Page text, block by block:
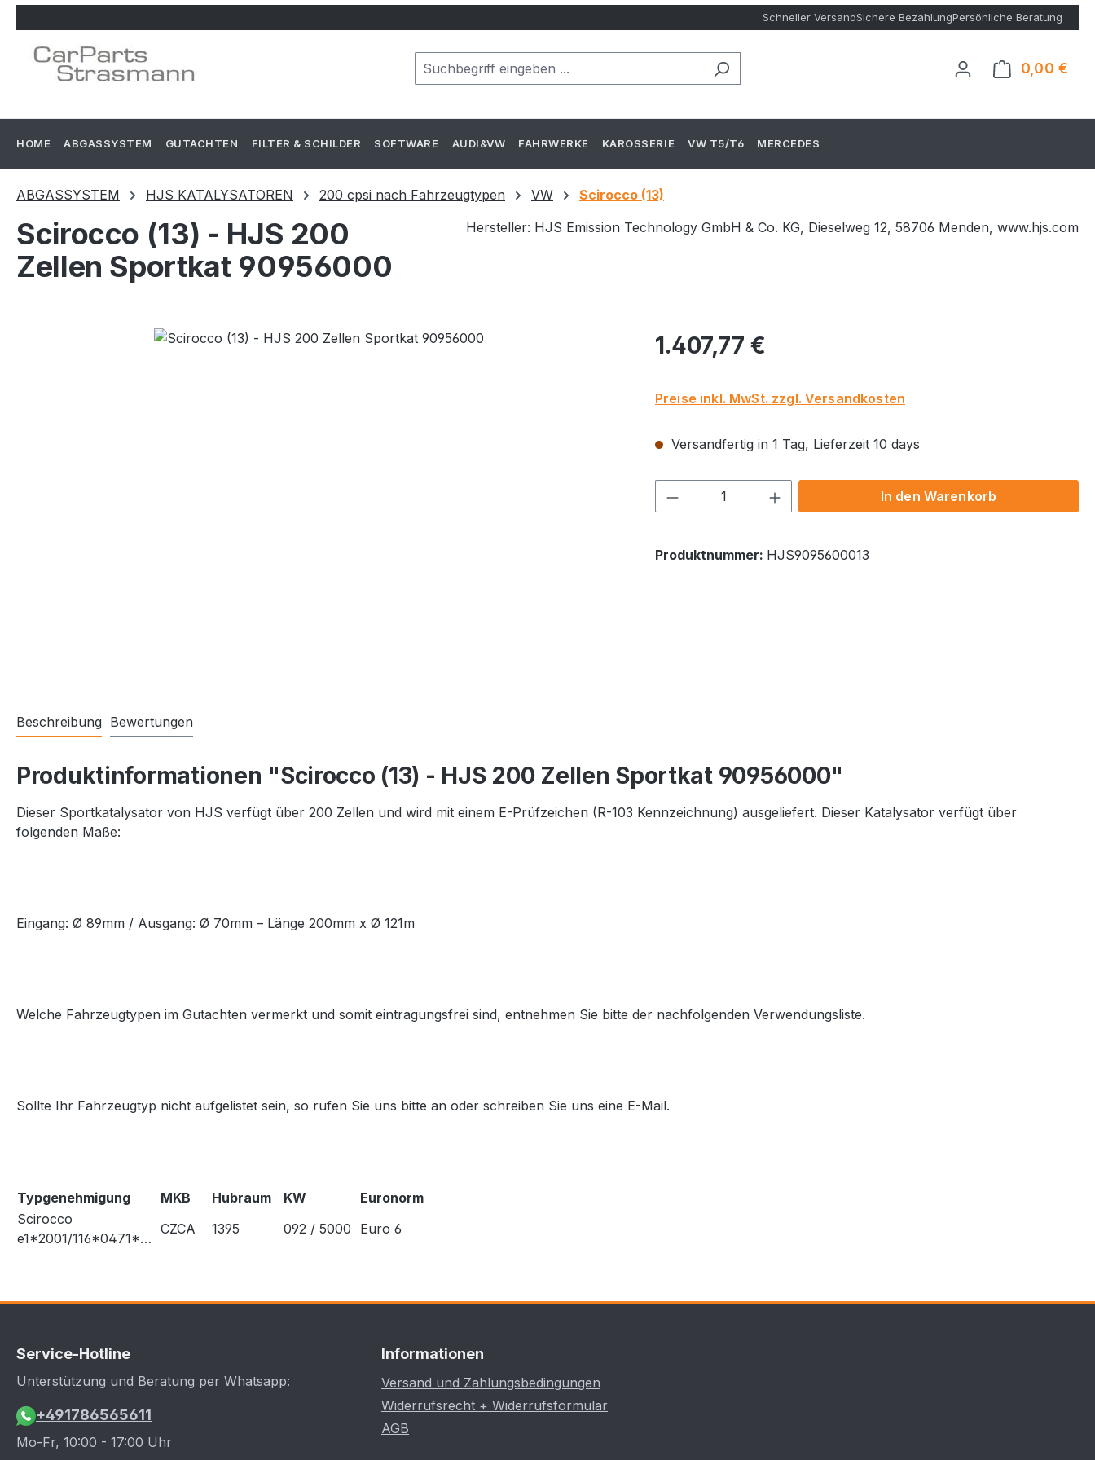
Schneller VersandSichere BezahlungPersönliche Beratung
0,00 €
HOME ABGASSYSTEM GUTACHTEN FILTER & SCHILDER SOFTWARE AUDI&VW FAHRWERKE KAROSSERIE VW T5/T6 MERCEDES
ABGASSYSTEM HJS KATALYSATOREN 200 cpsi nach Fahrzeugtypen VW Scirocco (13)
Scirocco (13) - HJS 200
Zellen Sportkat 90956000
Hersteller: HJS Emission Technology GmbH & Co. KG, Dieselweg 12, 58706 Menden, www.hjs.com
Bildergalerie überspringen Regulärer Preis:
1.407,77 €
Preise inkl. MwSt. zzgl. Versandkosten
Versandfertig in 1 Tag, Lieferzeit 10 days
Produkt Anzahl: Gib den gewünschten Wert
In den Warenkorb
Produktnummer: HJS9095600013
Beschreibung Bewertungen
Produktinformationen "Scirocco (13) - HJS 200 Zellen Sportkat 90956000"
Dieser Sportkatalysator von HJS verfügt über 200 Zellen und wird mit einem E-Prüfzeichen (R-103 Kennzeichnung) ausgeliefert. Dieser Katalysator verfügt über
folgenden Maße:
Eingang: Ø 89mm / Ausgang: Ø 70mm – Länge 200mm x Ø 121m
Welche Fahrzeugtypen im Gutachten vermerkt und somit eintragungsfrei sind, entnehmen Sie bitte der nachfolgenden Verwendungsliste.
Sollte Ihr Fahrzeugtyp nicht aufgelistet sein, so rufen Sie uns bitte an oder schreiben Sie uns eine E-Mail.
Typgenehmigung MKB Hubraum KW
Euronorm
Scirocco
e1*2001/116*0471*…
CZCA 1395 092 / 5000 Euro 6
Service-Hotline
Unterstützung und Beratung per Whatsapp:
+491786565611
Mo-Fr, 10:00 - 17:00 Uhr
Informationen
Versand und Zahlungsbedingungen
Widerrufsrecht + Widerrufsformular
AGB